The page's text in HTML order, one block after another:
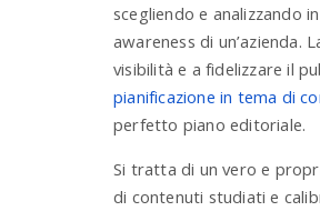
scegliendo e analizzando
awareness di un’azienda.
visibilità e a fidelizzare il
pianificazione in tema di
perfetto piano editoriale.
Si tratta di un vero e
di contenuti studiati e